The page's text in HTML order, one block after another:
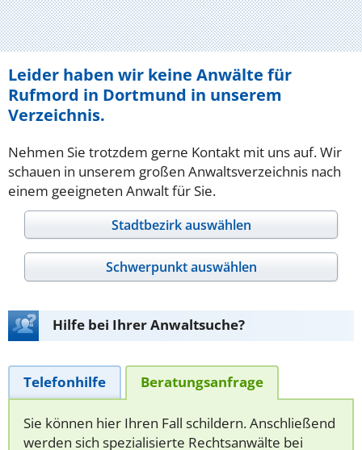
Leider haben wir keine Anwälte für
Rufmord in Dortmund in unserem
Verzeichnis.
Nehmen Sie trotzdem gerne Kontakt mit uns auf. Wir
schauen in unserem großen Anwaltsverzeichnis nach
einem geeigneten Anwalt für Sie.
Stadtbezirk auswählen
Schwerpunkt auswählen
Hilfe bei Ihrer Anwaltsuche?
Telefonhilfe Beratungsanfrage
Sie können hier Ihren Fall schildern. Anschließend
werden sich spezialisierte Rechtsanwälte bei